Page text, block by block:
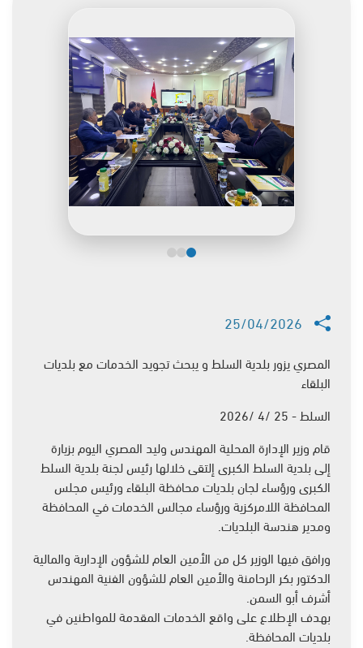
25/04/2026
المصري يزور بلدية السلط و يبحث تجويد الخدمات مع بلديات
البلقاء
السلط - 25 /4 /2026
قام وزير الإدارة المحلية المهندس وليد المصري اليوم بزيارة
إلى بلدية السلط الكبرى إلتقى خلالها رئيس لجنة بلدية السلط
الكبرى ورؤساء لجان بلديات محافظة البلقاء ورئيس مجلس
المحافظة اللامركزية ورؤساء مجالس الخدمات في المحافظة
ومدير هندسة البلديات.
ورافق فيها الوزير كل من الأمين العام للشؤون الإدارية والمالية
الدكتور بكر الرحامنة والأمين العام للشؤون الفنية المهندس
أشرف أبو السمن.
بهدف الإطلاع على واقع الخدمات المقدمة للمواطنين في
بلديات المحافظة.